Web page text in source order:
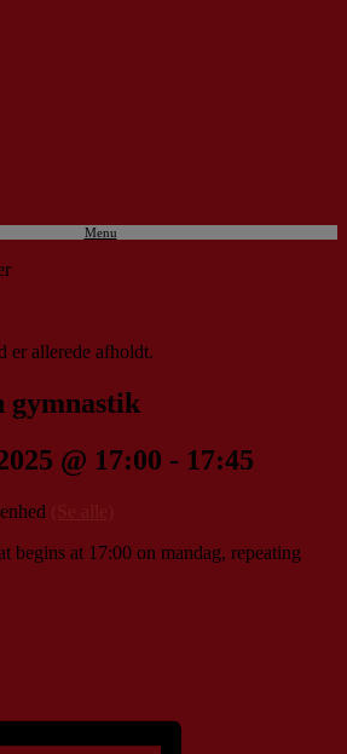
Menu
er allerede afholdt.
@ 17:00 - 17:45
begins at 17:00 on mandag, repeating